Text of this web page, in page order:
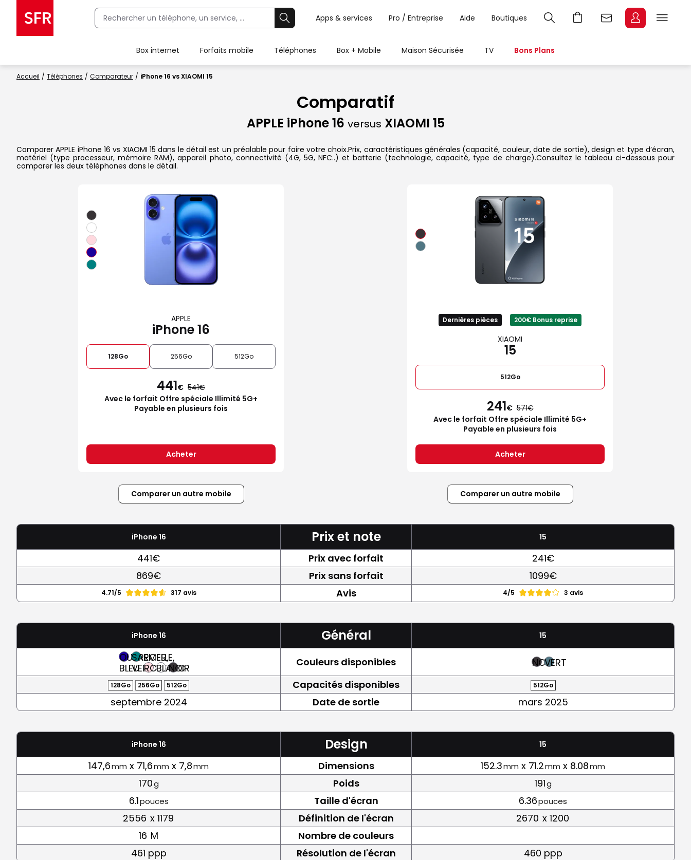
Apps & services Pro / Entreprise Aide Boutiques
Box internet Forfaits mobile Téléphones Box + Mobile Maison Sécurisée TV Bons Plans
Accueil Téléphones Comparateur iPhone 16 vs XIAOMI 15
Comparatif
APPLE iPhone 16 versus XIAOMI 15
Comparer APPLE iPhone 16 vs XIAOMI 15 dans le détail est un préalable pour faire votre choix.Prix, caractéristiques générales (capacité, couleur, date de sortie), design et type d’écran,
matériel (type processeur, mémoire RAM), appareil photo, connectivité (4G, 5G, NFC..) et batterie (technologie, capacité, type de charge).Consultez le tableau ci-dessous pour
comparer les deux téléphones dans le détail.
APPLE
iPhone 16
128Go 256Go 512Go
441€ 541
Avec le forfait Offre spéciale Illimité 5G+
Payable en plusieurs fois
Acheter
Dernières pièces 200€ Bonus reprise
XIAOMI
15
512Go
241€ 571
Avec le forfait Offre spéciale Illimité 5G+
Payable en plusieurs fois
Acheter
Comparer un autre mobile Comparer un autre mobile
iPhone 16 Prix et note 15
441€ Prix avec forfait
241€
869€
Prix sans forfait 1099€
4.71/5 317 avis Avis 4/5 3 avis
iPhone 16 Général 15
OUTREMER,
BLEU
SARCELLE,
VERTROSEBLANC
NOIR Couleurs disponibles NOIRVERT
128Go 256Go 512Go Capacités disponibles 512Go
septembre 2024 Date de sortie mars 2025
iPhone 16 Design 15
147,6mm x 71,6mm x 7,8mm Dimensions 152.3mm x 71.2mm x 8.08mm
170g Poids 191g
6.1pouces Taille d'écran 6.36pouces
2556 x 1179 Définition de l'écran 2670 x 1200
16 M
Nombre de couleurs
461 ppp
Résolution de l'écran 460 ppp